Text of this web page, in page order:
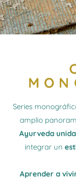
Series
amplio
Ayurveda
integrar un
Aprender a